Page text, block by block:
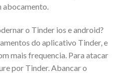
abocamento.
o Tinder ios e android?
do aplicativo Tinder, e
mais frequencia. Para atacar
por Tinder. Abancar o